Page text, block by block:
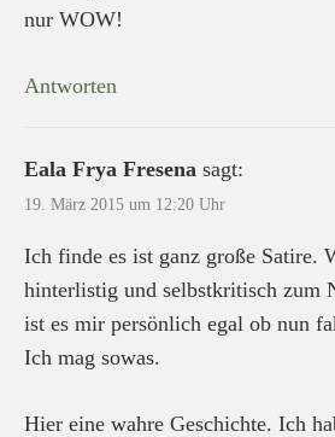
nur WOW!
Antworten
Eala Frya Fresena sagt:
19. März 2015 um 12:20 Uhr
Ich finde es ist ganz große Satire.
hinterlistig und selbstkritisch zum
ist es mir persönlich egal ob nun
Ich mag sowas.
Hier eine wahre Geschichte. Ich